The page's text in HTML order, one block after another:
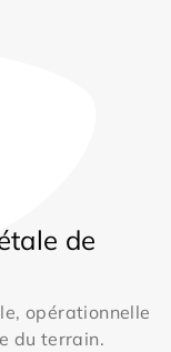
de
opérationnelle
du terrain.